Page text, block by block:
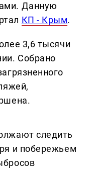
Данную
КП - Крым.
3,6 тысячи
Собрано
следить
и побережьем